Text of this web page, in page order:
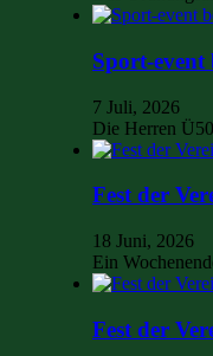
Sport-event
7 Juli, 2026
Die Herren
Fest der
18 Juni, 2026
Ein
Fest der